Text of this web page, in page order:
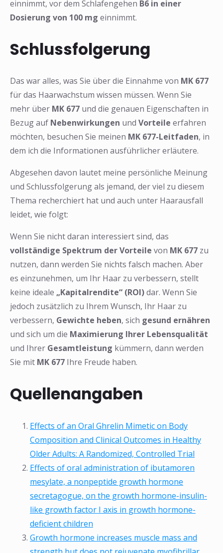
einnimmt, vor dem Schlafengehen B6 in einer
Dosierung von 100 mg einnimmt.
Schlussfolgerung
Das war alles, was Sie über die Einnahme von MK 677
für das Haarwachstum wissen müssen. Wenn Sie
mehr über MK 677 und die genauen Eigenschaften in
Bezug auf Nebenwirkungen und Vorteile erfahren
möchten, besuchen Sie meinen MK 677-Leitfaden, in
dem ich die Informationen ausführlicher erläutere.
Abgesehen davon lautet meine persönliche Meinung
und Schlussfolgerung als jemand, der viel zu diesem
Thema recherchiert hat und auch unter Haarausfall
leidet, wie folgt:
Wenn Sie nicht daran interessiert sind, das
vollständige Spektrum der Vorteile von MK 677 zu
nutzen, dann werden Sie nichts falsch machen. Aber
es einzunehmen, um Ihr Haar zu verbessern, stellt
keine ideale „Kapitalrendite“ (ROI)dar. Wenn Sie
jedoch zusätzlich zu Ihrem Wunsch, Ihr Haar zu
verbessern, Gewichte heben, sich gesund ernähren
und sich um die Maximierung Ihrer Lebensqualität
und Ihrer Gesamtleistung kümmern, dann werden
Sie mit MK 677 Ihre Freude haben.
Quellenangaben
Effects of an Oral Ghrelin Mimetic on Body
Composition and Clinical Outcomes in Healthy
Older Adults: A Randomized, Controlled Trial
Effects of oral administration of ibutamoren
mesylate, a nonpeptide growth hormone
secretagogue, on the growth hormone-insulin-
like growth factor I axis in growth hormone-
deficient children
Growth hormone increases muscle mass and
❅